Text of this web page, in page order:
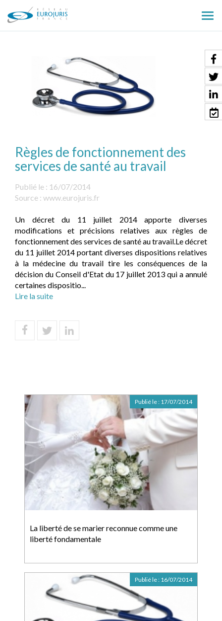
le
Règles de fonctionnement des
services de santé au travail
Publié le : 16/07/2014
Source : www.eurojuris.fr
Un décret du 11 juillet 2014 apporte diverses
modifications et précisions relatives aux règles de
fonctionnement des services de santé au travail.Le décret
du 11 juillet 2014 portant diverses dispositions relatives
à la médecine du travail tire les conséquences de la
décision du Conseil d'Etat du 17 juillet 2013 qui a annulé
certaines dispositio...
Lire la suite
La liberté de se marier reconnue comme une
liberté fondamentale
Publié le : 17/07/2014
Publié le : 16/07/2014